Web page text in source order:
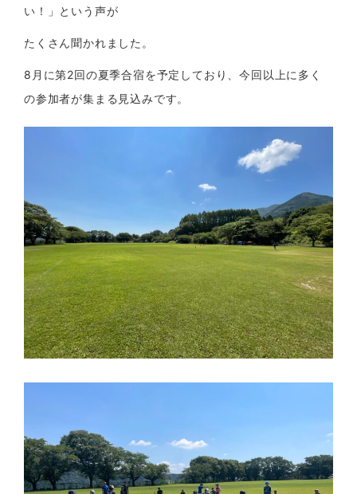
い！」という声が
たくさん聞かれました。
8月に第2回の夏季合宿を予定しており、今回以上に多く
の参加者が集まる見込みです。